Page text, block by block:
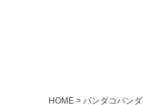
HOME パンダコパンダ